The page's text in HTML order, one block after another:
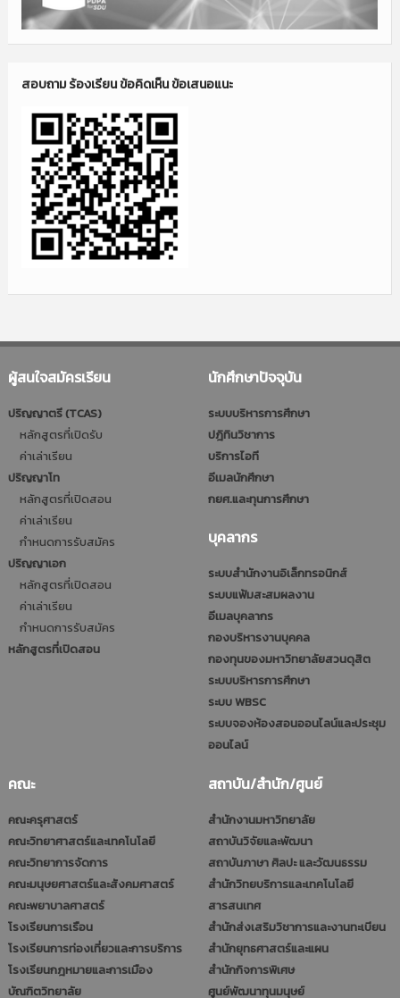
สอบถาม ร้องเรียน ข้อคิดเห็น ข้อเสนอแนะ
ผู้สนใจสมัครเรียน
ปริญญาตรี (TCAS)
หลักสูตรที่เปิดรับ
ค่าเล่าเรียน
ปริญญาโท
หลักสูตรที่เปิดสอน
ค่าเล่าเรียน
กำหนดการรับสมัคร
ปริญญาเอก
หลักสูตรที่เปิดสอน
ค่าเล่าเรียน
กำหนดการรับสมัคร
หลักสูตรที่เปิดสอน
นักศึกษาปัจจุบัน
ระบบบริหารการศึกษา
ปฎิทินวิชาการ
บริการไอที
อีเมลนักศึกษา
กยศ.และทุนการศึกษา
บุคลากร
ระบบสำนักงานอิเล็กทรอนิกส์
ระบบแฟ้มสะสมผลงาน
อีเมลบุคลากร
กองบริหารงานบุคคล
กองทุนของมหาวิทยาลัยสวนดุสิต
ระบบบริหารการศึกษา
ระบบ WBSC
ระบบจองห้องสอนออนไลน์และประชุม
ออนไลน์
คณะ
คณะครุศาสตร์
คณะวิทยาศาสตร์และเทคโนโลยี
คณะวิทยาการจัดการ
คณะมนุษยศาสตร์และสังคมศาสตร์
คณะพยาบาลศาสตร์
โรงเรียนการเรือน
โรงเรียนการท่องเที่ยวและการบริการ
โรงเรียนกฎหมายและการเมือง
บัณฑิตวิทยาลัย
สถาบัน/สำนัก/ศูนย์
สำนักงานมหาวิทยาลัย
สถาบันวิจัยและพัฒนา
สถาบันภาษา ศิลปะ และวัฒนธรรม
สำนักวิทยบริการและเทคโนโลยี
สารสนเทศ
สำนักส่งเสริมวิชาการและงานทะเบียน
สำนักยุทธศาสตร์และแผน
สำนักกิจการพิเศษ
ศูนย์พัฒนาทุนมนุษย์